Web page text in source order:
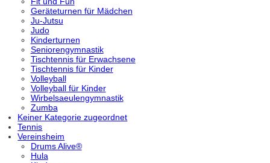
Geräteturnen für Mädchen
Ju-Jutsu
Judo
Kinderturnen
Seniorengymnastik
Tischtennis für Erwachsene
Tischtennis für Kinder
Volleyball
Volleyball für Kinder
Wirbelsaeulengymnastik
Zumba
Keiner Kategorie zugeordnet
Tennis
Vereinsheim
Drums Alive®
Hula